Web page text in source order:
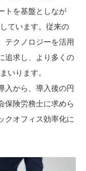
トを基盤としなが
ています。従来の
テクノロジーを活用
追求し、より多くの
いります。
入から、導入後の円
保険労務士に求めら
クオフィス効率化に